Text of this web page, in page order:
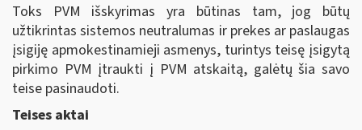
Toks PVM išskyrimas yra būtinas tam, jog būtų
užtikrintas sistemos neutralumas ir prekes ar paslaugas
įsigiję apmokestinamieji asmenys, turintys teisę įsigytą
pirkimo PVM įtraukti į PVM atskaitą, galėtų šia savo
teise pasinaudoti.
Teises aktai